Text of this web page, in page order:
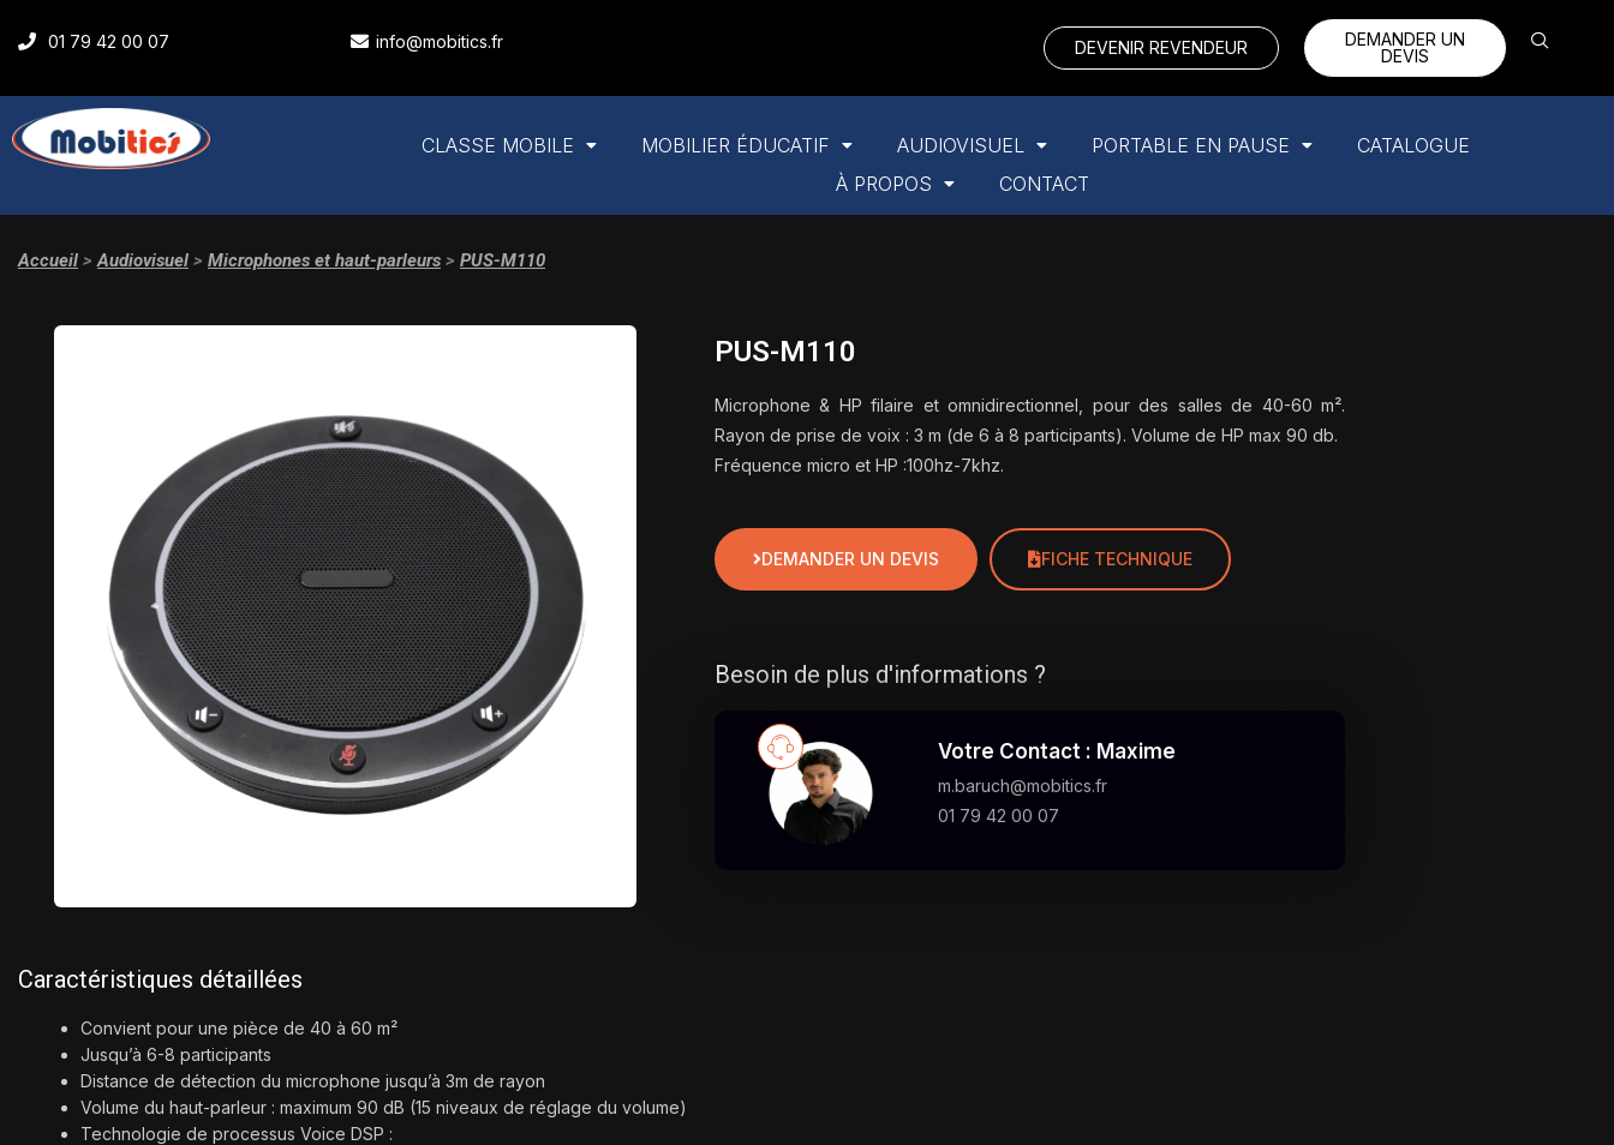
01 79 42 00 07 info@mobitics.fr DEVENIR REVENDEUR
DEMANDER UN
DEVIS
CLASSE MOBILE MOBILIER ÉDUCATIF AUDIOVISUEL PORTABLE EN PAUSE
CATALOGUE
À PROPOS
CONTACT
Accueil >Audiovisuel > Microphones et haut-parleurs > PUS-M110
PUS-M110
Microphone & HP filaire et omnidirectionnel, pour des salles de 40-60 m².
Rayon de prise de voix : 3 m (de 6 à 8 participants). Volume de HP max 90 db.
Fréquence micro et HP :100hz-7khz.
DEMANDER UN DEVIS FICHE TECHNIQUE
Besoin de plus d'informations ?
Votre Contact : Maxime
m.baruch@mobitics.fr
01 79 42 00 07
Caractéristiques détaillées
Convient pour une pièce de 40 à 60 m²
Jusqu’à 6-8 participants
Distance de détection du microphone jusqu’à 3m de rayon
Volume du haut-parleur : maximum 90 dB (15 niveaux de réglage du volume)
Technologie de processus Voice DSP :